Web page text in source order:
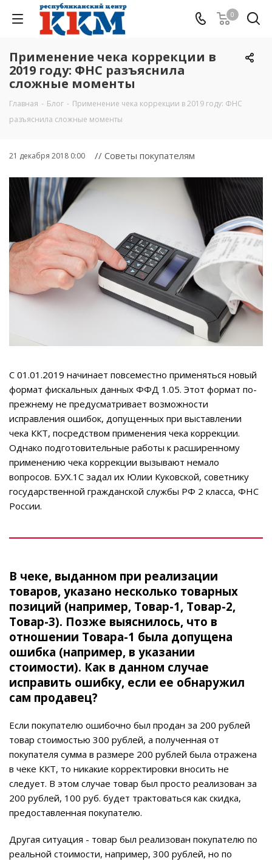
0
Применение чека коррекции в
2019 году: ФНС разъяснила
сложные моменты
Главная - Блог - Применение чека коррекции в 2019 году: ФНС
разъяснила сложные моменты
21 декабря 2018 0:00 // Советы покупателям
С 01.01.2019 начинает повсеместно применяться новый
формат фискальных данных ФФД 1.05. Этот формат по-
прежнему не предусматривает возможности
исправления ошибок, допущенных при выставлении
чека ККТ, посредством применения чека коррекции.
Однако подготовительные работы к расширенному
применению чека коррекции вызывают немало
вопросов. БУХ.1С задал их Юлии Куковской, советнику
государственной гражданской службы РФ 2 класса, ФНС
России.
В чеке, выданном при реализации
товаров, указано несколько товарных
позиций (например, Товар-1, Товар-2,
Товар-3). Позже выяснилось, что в
отношении Товара-1 была допущена
ошибка (например, в указании
стоимости). Как в данном случае
исправить ошибку, если ее обнаружил
сам продавец?
Если покупателю ошибочно был продан за 200 рублей
товар стоимостью 300 рублей, а полученная от
покупателя сумма в размере 200 рублей была отражена
в чеке ККТ, то никакие корректировки вносить не
следует. В этом случае товар был просто реализован за
200 рублей, 100 руб. будет трактоваться как скидка,
предоставленная покупателю.
Другая ситуация - товар был реализован покупателю по
реальной стоимости, например, 300 рублей, но по